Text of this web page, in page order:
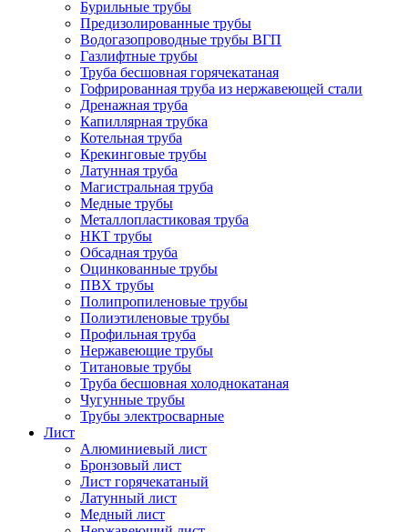
Бурильные трубы
Предизолированные трубы
Водогазопроводные трубы ВГП
Газлифтные трубы
Труба бесшовная горячекатаная
Гофрированная труба из нержавеющей стали
Дренажная труба
Капиллярная трубка
Котельная труба
Крекинговые трубы
Латунная труба
Магистральная труба
Медные трубы
Металлопластиковая труба
НКТ трубы
Обсадная труба
Оцинкованные трубы
ПВХ трубы
Полипропиленовые трубы
Полиэтиленовые трубы
Профильная труба
Нержавеющие трубы
Титановые трубы
Труба бесшовная холоднокатаная
Чугунные трубы
Трубы электросварные
Лист
Алюминиевый лист
Бронзовый лист
Лист горячекатаный
Латунный лист
Медный лист